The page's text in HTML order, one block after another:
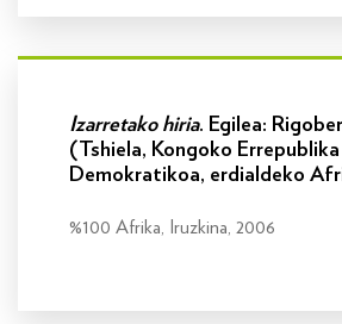
Izarretako hiria. Egilea:
(Tshiela, Kongoko Errepublika
Demokratikoa, erdialdeko
%100 Afrika, Iruzkina, 2006